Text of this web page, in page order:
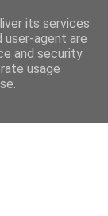
its services
user-agent are
and security
usage